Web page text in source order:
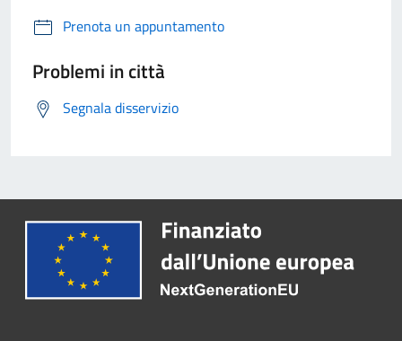
Prenota un appuntamento
Problemi in città
Segnala disservizio